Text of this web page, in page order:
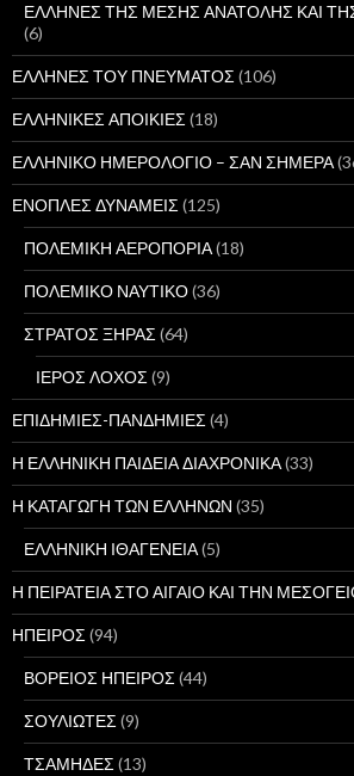
ΕΛΛΗΝΕΣ ΤΗΣ ΜΕΣΗΣ ΑΝΑΤΟΛΗΣ ΚΑΙ
(6)
ΕΛΛΗΝΕΣ ΤΟΥ ΠΝΕΥΜΑΤΟΣ (106)
ΕΛΛΗΝΙΚΕΣ ΑΠΟΙΚΙΕΣ (18)
ΕΛΛΗΝΙΚΟ ΗΜΕΡΟΛΟΓΙΟ – ΣΑΝ ΣΗΜΕΡΑ
ΕΝΟΠΛΕΣ ΔΥΝΑΜΕΙΣ (125)
ΠΟΛΕΜΙΚΗ ΑΕΡΟΠΟΡΙΑ(18)
ΠΟΛΕΜΙΚΟ ΝΑΥΤΙΚΟ(36)
ΣΤΡΑΤΟΣ ΞΗΡΑΣ (64)
ΙΕΡΟΣ ΛΟΧΟΣ (9)
ΕΠΙΔΗΜΙΕΣ-ΠΑΝΔΗΜΙΕΣ (4)
Η ΕΛΛΗΝΙΚΗ ΠΑΙΔΕΙΑ ΔΙΑΧΡΟΝΙΚΑ(33)
Η ΚΑΤΑΓΩΓΗ ΤΩΝ ΕΛΛΗΝΩΝ (35)
ΕΛΛΗΝΙΚΗ ΙΘΑΓΕΝΕΙΑ(5)
Η ΠΕΙΡΑΤΕΙΑ ΣΤΟ ΑΙΓΑΙΟ ΚΑΙ ΤΗΝ
ΗΠΕΙΡΟΣ (94)
ΒΟΡΕΙΟΣ ΗΠΕΙΡΟΣ (44)
ΣΟΥΛΙΩΤΕΣ (9)
ΤΣΑΜΗΔΕΣ (13)